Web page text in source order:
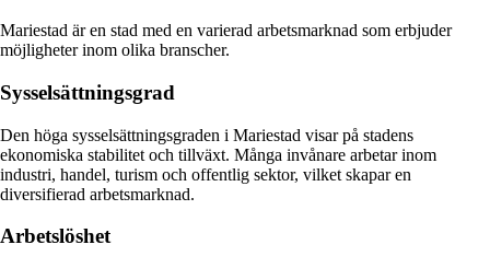
Mariestad är en stad med en varierad arbetsmarknad som erbjuder
möjligheter inom olika branscher.
Sysselsättningsgrad
Den höga sysselsättningsgraden i Mariestad visar på stadens
ekonomiska stabilitet och tillväxt. Många invånare arbetar inom
industri, handel, turism och offentlig sektor, vilket skapar en
diversifierad arbetsmarknad.
Arbetslöshet